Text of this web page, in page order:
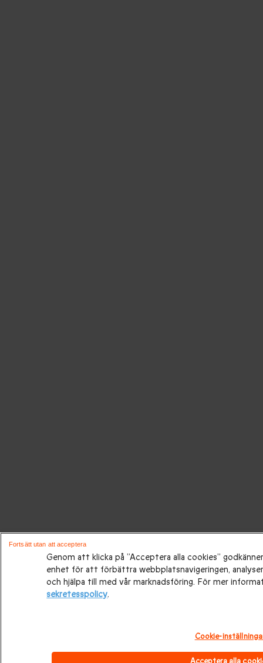
Genom att klicka på ”Acceptera alla cookies”
enhet för att förbättra webbplatsnavigeringen,
och hjälpa till med vår marknadsföring. För mer
sekretesspolicy.
Cookie-
Fortsätt utan att acceptera